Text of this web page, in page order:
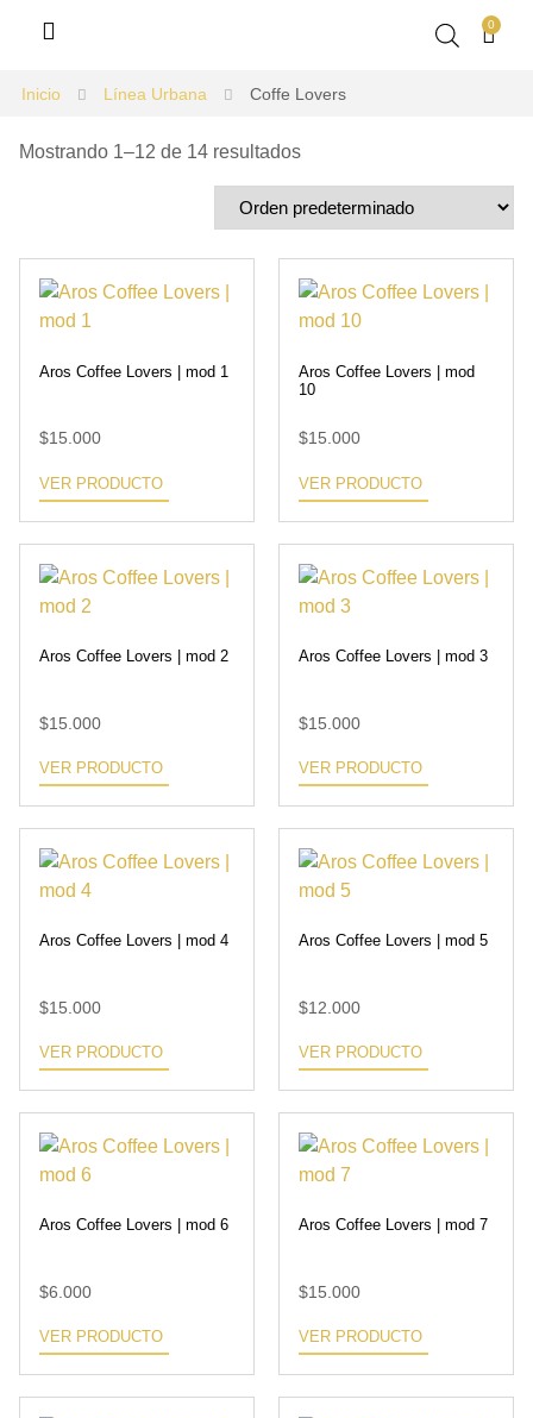
0
Inicio Línea Urbana Coffe Lovers
Mostrando 1–12 de 14 resultados
Aros Coffee Lovers | mod 1
$15.000
VER PRODUCTO
Aros Coffee Lovers | mod
10
$15.000
VER PRODUCTO
Aros Coffee Lovers | mod 2
$15.000
VER PRODUCTO
Aros Coffee Lovers | mod 3
$15.000
VER PRODUCTO
Aros Coffee Lovers | mod 4
$15.000
VER PRODUCTO
Aros Coffee Lovers | mod 5
$12.000
VER PRODUCTO
Aros Coffee Lovers | mod 6
$6.000
VER PRODUCTO
Aros Coffee Lovers | mod 7
$15.000
VER PRODUCTO